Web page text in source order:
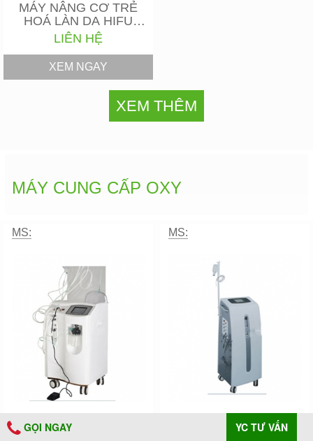
MÁY NÂNG CƠ TRẺ
HOÁ LÀN DA HIFU
SMAS THERA
LIÊN HỆ
XEM NGAY
XEM THÊM
MÁY CUNG CẤP OXY
MS:
MÁY CUNG CẤP OXY 6
MS:
MÁY CUNG CẤP OXY 6
GỌI NGAY YC TƯ VẤN